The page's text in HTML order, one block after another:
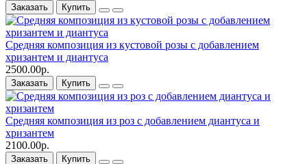
Заказать Купить
Средняя композиция из кустовой розы c добавлением
хризантем и диантуса
2500.00р.
Заказать Купить
Средняя композиция из роз c добавлением диантуса и
хризантем
2100.00р.
Заказать Купить